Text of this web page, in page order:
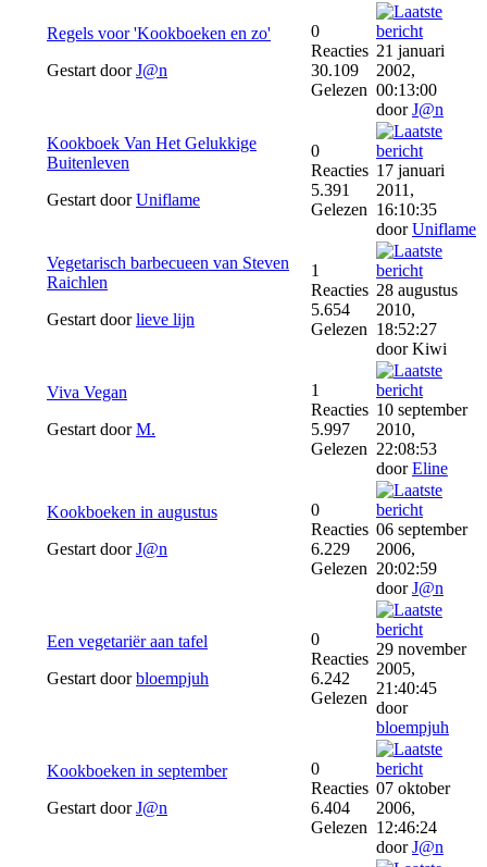
Regels voor 'Kookboeken en zo'
Gestart doorJ@n
0
Reacties
30.109
Gelezen
21 januari
2002,
00:13:00
doorJ@n
Kookboek Van Het Gelukkige
Buitenleven
Gestart doorUniflame
0
Reacties
5.391
Gelezen
17 januari
2011,
16:10:35
doorUniflame
Vegetarisch barbecueen van Steven
Raichlen
Gestart doorlieve lijn
1
Reacties
5.654
Gelezen
28 augustus
2010,
18:52:27
door Kiwi
Viva Vegan
Gestart doorM.
1
Reacties
5.997
Gelezen
10 september
2010,
22:08:53
doorEline
Kookboeken in augustus
Gestart doorJ@n
0
Reacties
6.229
Gelezen
06 september
2006,
20:02:59
doorJ@n
Een vegetariër aan tafel
Gestart doorbloempjuh
0
Reacties
6.242
Gelezen
29 november
2005,
21:40:45
door
bloempjuh
Kookboeken in september
Gestart doorJ@n
0
Reacties
6.404
Gelezen
07 oktober
2006,
12:46:24
doorJ@n